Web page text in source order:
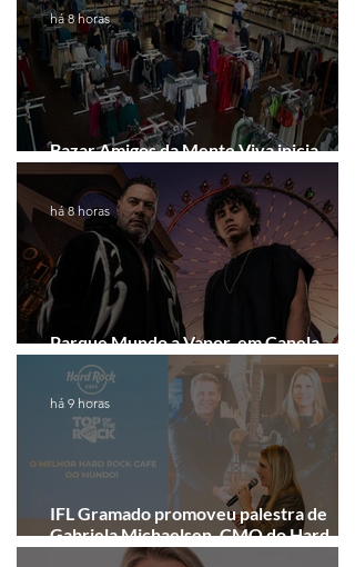
Bazar Amigos da Mente Viva inicia
arrecadação em Gramado e Canela
há 8 horas
Parque Mundo a Vapor, em Canela,
recebe festival eletrônico em agosto
há 8 horas
IFL Gramado promoveu palestra de
Gabriela Michaelsen, CMO do Hard
Rock Cafe Gramado
há 9 horas